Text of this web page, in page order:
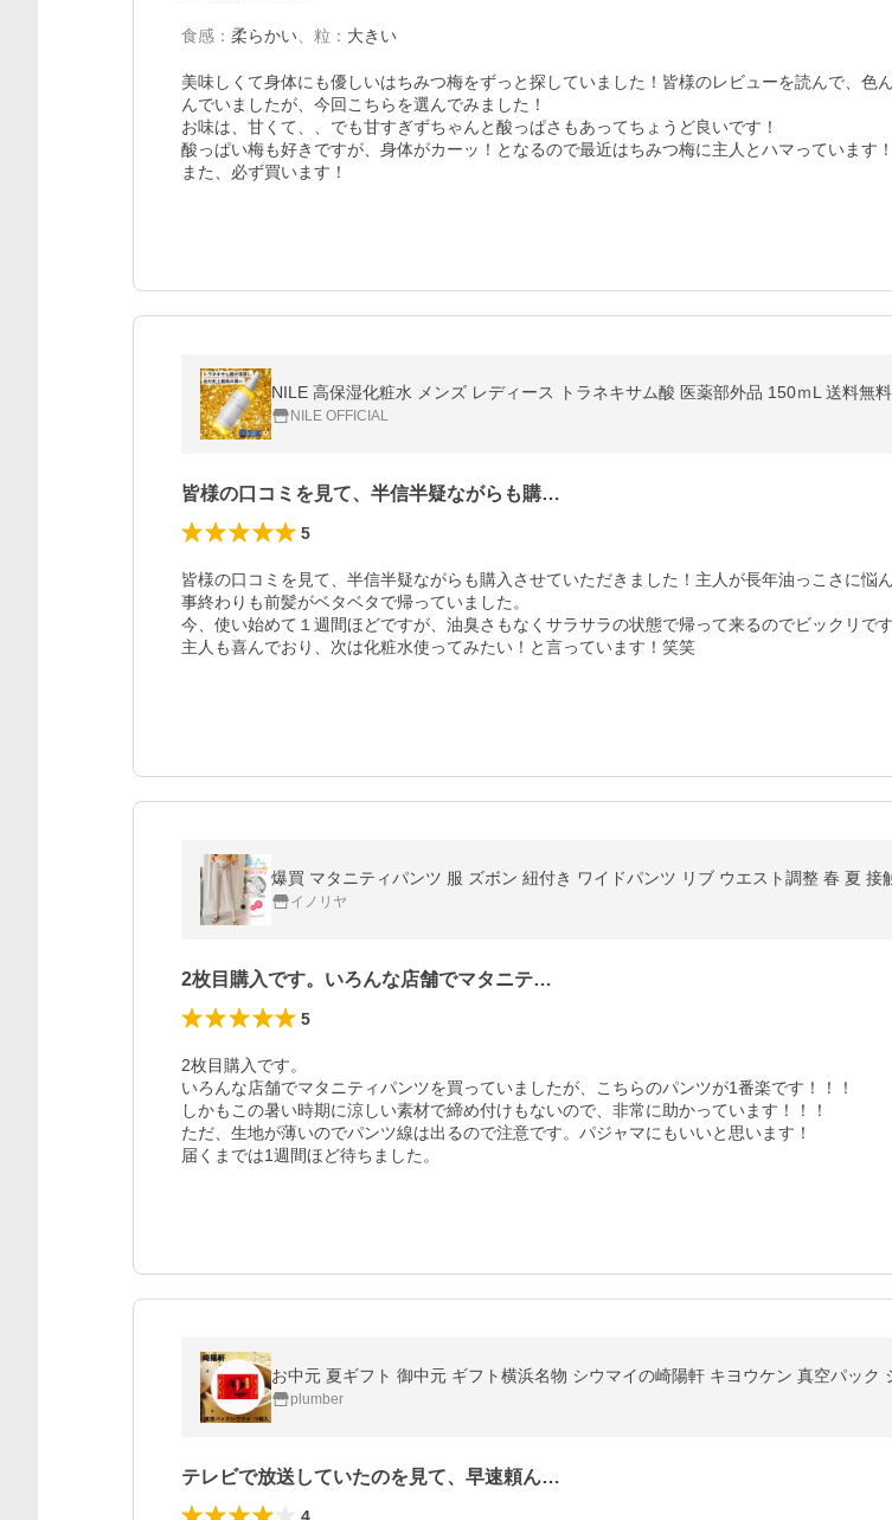
食感 ： 柔らかい 粒 ： 大きい
美味しくて身体にも優しいはちみつ梅をずっと探していました！皆様のレビューを読んで、色
んでいましたが、今回こちらを選んでみました！
お味は、甘くて、、でも甘すぎずちゃんと酸っぱさもあってちょうど良いです！
酸っぱい梅も好きですが、身体がカーッ！となるので最近はちみつ梅に主人とハマっています！
また、必ず買います！
NILE 高保湿化粧水 メンズ レディース トラネキサム酸 医薬部外品 150ｍL 送料無料
NILE OFFICIAL
皆様の口コミを見て、半信半疑ながらも購…
5
皆様の口コミを見て、半信半疑ながらも購入させていただきました！主人が長年油っこさに悩
事終わりも前髪がベタベタで帰っていました。
今、使い始めて１週間ほどですが、油臭さもなくサラサラの状態で帰って来るのでビックリです
主人も喜んでおり、次は化粧水使ってみたい！と言っています！笑笑
爆買 マタニティパンツ 服 ズボン 紐付き ワイドパンツ リブ ウエスト調整 春 夏
イノリヤ
2枚目購入です。いろんな店舗でマタニテ…
5
2枚目購入です。
いろんな店舗でマタニティパンツを買っていましたが、こちらのパンツが1番楽です！！！
しかもこの暑い時期に涼しい素材で締め付けもないので、非常に助かっています！！！
ただ、生地が薄いのでパンツ線は出るので注意です。パジャマにもいいと思います！
届くまでは1週間ほど待ちました。
お中元 夏ギフト 御中元 ギフト横浜名物 シウマイの崎陽軒 キヨウケン 真空パック
plumber
テレビで放送していたのを見て、早速頼ん…
4